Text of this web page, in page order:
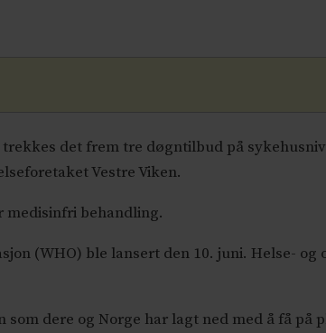
trekkes det frem tre døgntilbud på
Vestre Viken.
medisinfri behandling.
(WHO) ble lansert den 10. juni. Helse-
dere og Norge har lagt ned med å få på